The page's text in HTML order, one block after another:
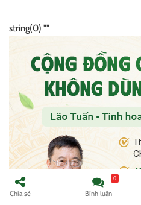
string(0) ""
Chia sẻ Bình luận
0